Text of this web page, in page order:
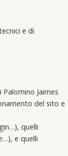
e di
Jaimes
del sito e
quelli
e quelli